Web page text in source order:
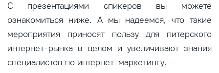
С презентациями спикеров вы можете
ознакомиться ниже. А мы надеемся, что такие
мероприятия приносят пользу для питерского
интернет-рынка в целом и увеличивают знания
специалистов по интернет-маркетингу.